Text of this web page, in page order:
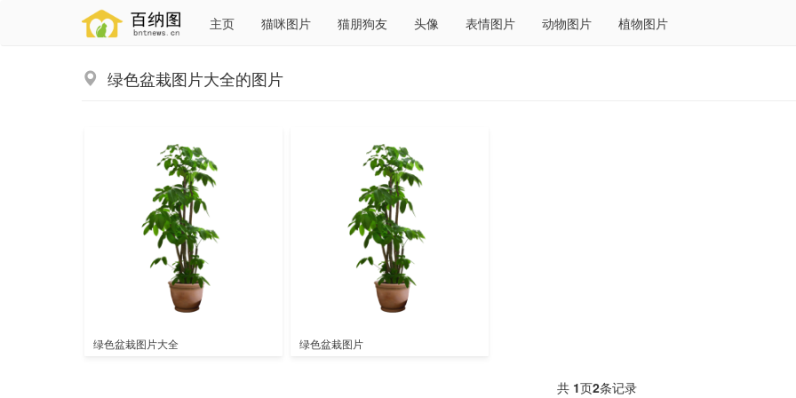
主页 猫咪图片 猫朋狗友 头像 表情图片 动物图片 植物图片
绿色盆栽图片大全的图片
绿色盆栽图片大全 绿色盆栽图片
共 1页2条记录